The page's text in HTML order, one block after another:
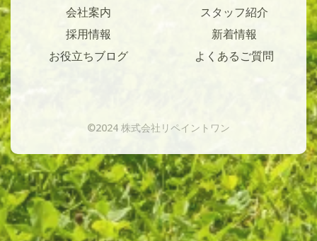
会社案内
スタッフ紹介
採用情報
新着情報
お役立ちブログ
よくあるご質問
©2024 株式会社リペイントワン